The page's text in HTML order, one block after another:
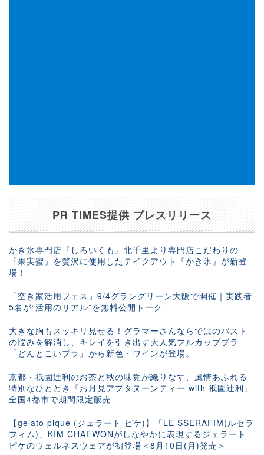
PR TIMES提供 プレスリリース
かき氷専門店『しろいくも』北千里より専門店こだわりの
『果実蜜』を贅沢に使用したテイクアウト『かき氷』が新登
場！
「空き家活用フェス」9/4グラングリーン大阪で開催｜実践者
5名が“活用のリアル”を無料公開トーク
大きな胸もスッキリ見せる！グラマーさんならではのバスト
の悩みを解消し、キレイを引き出す大人気フルカップブラ
「どんとこいブラ」から新色・ワインが登場。
京都・祇園辻利のお茶と秋の味覚が織りなす、風情あふれる
特別なひととき『お月見アフタヌーンティー with 祇園辻利』
全国4都市で期間限定販売
【gelato pique (ジェラート ピケ)】「LE SSERAFIM(ルセラ
フィム)」KIM CHAEWONがしなやかに表現するジェラート
ピケのウェルネスウェアが初登場＜8月10日(月)発売＞